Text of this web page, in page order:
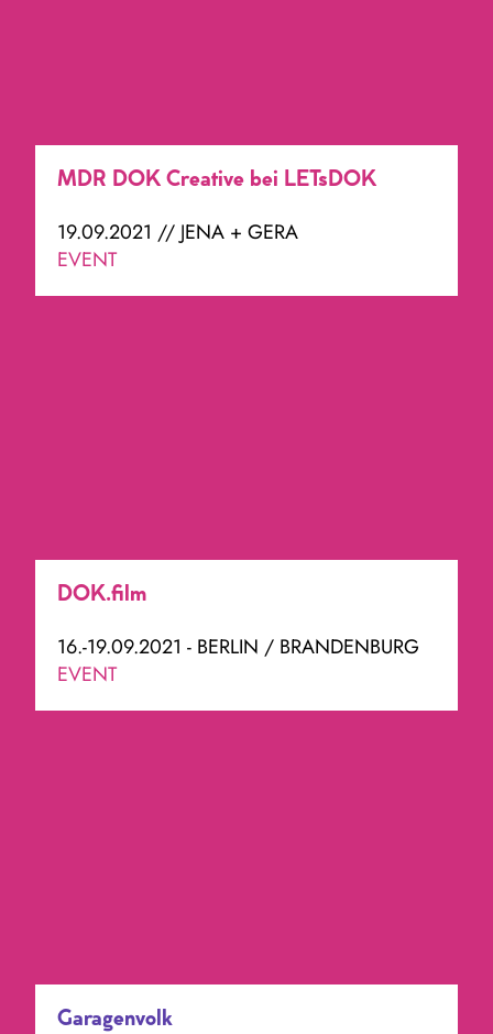
MDR DOK Creative bei LETsDOK
19.09.2021 // JENA + GERA
EVENT
DOK.film
16.-19.09.2021 - BERLIN / BRANDENBURG
EVENT
Garagenvolk